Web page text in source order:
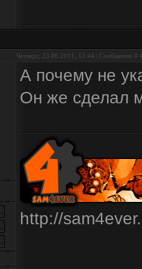
Четверг, 23.06.2011, 12:44 | Сообщение #
А почему не
Он же сделал
http://